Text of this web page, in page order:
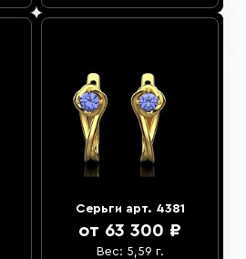
Серьги арт. 4381
от 63 300 ₽
Вес: 5,59 г.